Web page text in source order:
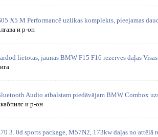
X5 M Performancē uzlikas komplekts, pieejamas
и р-он
lietotas, jaunas BMW F15 F16 rezerves daļas
Audio atbalstam piedāvājam BMW Combox
и р-он
3. 0d sports package, M57N2, 173kw daļas no attēlā